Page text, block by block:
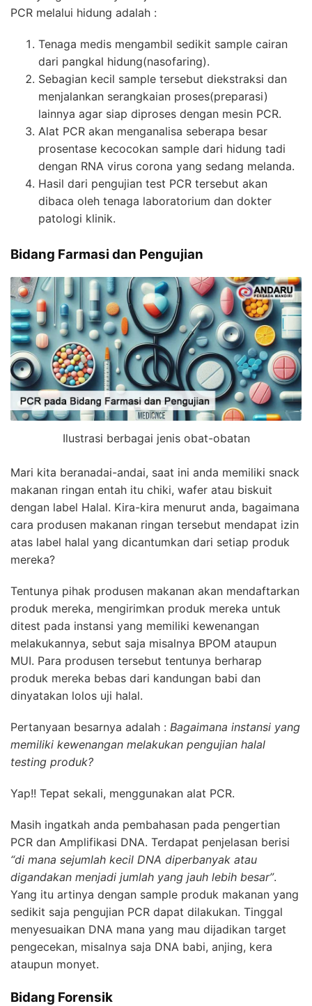
PCR melalui hidung adalah :
Tenaga medis mengambil sedikit sample cairan
dari pangkal hidung(nasofaring).
Sebagian kecil sample tersebut diekstraksi dan
menjalankan serangkaian proses(preparasi)
lainnya agar siap diproses dengan mesin PCR.
Alat PCR akan menganalisa seberapa besar
prosentase kecocokan sample dari hidung tadi
dengan RNA virus corona yang sedang melanda.
Hasil dari pengujian test PCR tersebut akan
dibaca oleh tenaga laboratorium dan dokter
patologi klinik.
Bidang Farmasi dan Pengujian
Ilustrasi berbagai jenis obat-obatan
Mari kita beranadai-andai, saat ini anda memiliki snack
makanan ringan entah itu chiki, wafer atau biskuit
dengan label Halal. Kira-kira menurut anda, bagaimana
cara produsen makanan ringan tersebut mendapat izin
atas label halal yang dicantumkan dari setiap produk
mereka?
Tentunya pihak produsen makanan akan mendaftarkan
produk mereka, mengirimkan produk mereka untuk
ditest pada instansi yang memiliki kewenangan
melakukannya, sebut saja misalnya BPOM ataupun
MUI. Para produsen tersebut tentunya berharap
produk mereka bebas dari kandungan babi dan
dinyatakan lolos uji halal.
Pertanyaan besarnya adalah : Bagaimana instansi yang
memiliki kewenangan melakukan pengujian halal
testing produk?
Yap!! Tepat sekali, menggunakan alat PCR.
Masih ingatkah anda pembahasan pada pengertian
PCR dan Amplifikasi DNA. Terdapat penjelasan berisi
“di mana sejumlah kecil DNA diperbanyak atau
digandakan menjadi jumlah yang jauh lebih besar”.
Yang itu artinya dengan sample produk makanan yang
sedikit saja pengujian PCR dapat dilakukan. Tinggal
menyesuaikan DNA mana yang mau dijadikan target
pengecekan, misalnya saja DNA babi, anjing, kera
ataupun monyet.
Bidang Forensik